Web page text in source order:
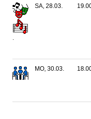
SA, 28.03.
MO, 30.03.